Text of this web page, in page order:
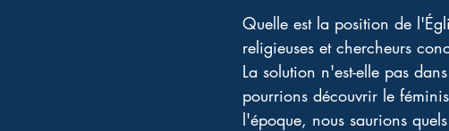
Quelle est la position de
religieuses et chercheurs
La solution n'est-elle pas
pourrions découvrir le
l'époque, nous saurions